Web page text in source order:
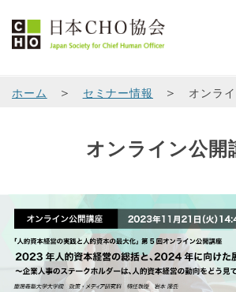
ホーム ＞ セミナー情報 ＞ オンラ
オンライン公開